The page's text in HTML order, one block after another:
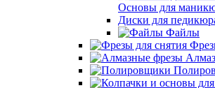
Основы для
Диски для
Файлы